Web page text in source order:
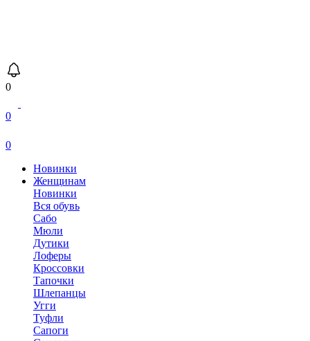
0
0
0
Новинки
Женщинам
Новинки
Вся обувь
Сабо
Мюли
Дутики
Лоферы
Кроссовки
Тапочки
Шлепанцы
Угги
Туфли
Сапоги